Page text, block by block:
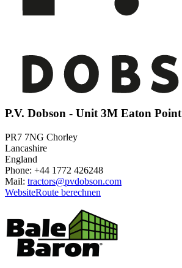
P.V. Dobson - Unit 3M Eaton Point
PR7 7NG Chorley
Lancashire
England
Phone: +44 1772 426248
Mail: tractors@pvdobson.com
WebsiteRoute berechnen